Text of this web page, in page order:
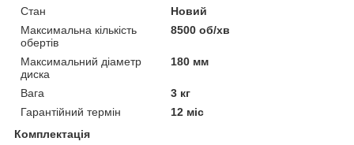
Стан
Новий
Максимальна кількість
обертів
8500 об/хв
Максимальний діаметр
диска
180 мм
Вага
3 кг
Гарантійний термін
12 міс
Комплектація